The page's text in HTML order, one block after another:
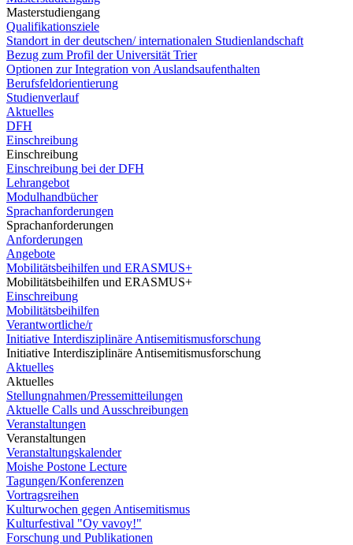
Masterstudiengang
Qualifikationsziele
Standort in der deutschen/ internationalen Studienlandschaft
Bezug zum Profil der Universität Trier
Optionen zur Integration von Auslandsaufenthalten
Berufsfeldorientierung
Studienverlauf
Aktuelles
DFH
Einschreibung
Einschreibung
Einschreibung bei der DFH
Lehrangebot
Modulhandbücher
Sprachanforderungen
Sprachanforderungen
Anforderungen
Angebote
Mobilitätsbeihilfen und ERASMUS+
Mobilitätsbeihilfen und ERASMUS+
Einschreibung
Mobilitätsbeihilfen
Verantwortliche/r
Initiative Interdisziplinäre Antisemitismusforschung
Initiative Interdisziplinäre Antisemitismusforschung
Aktuelles
Aktuelles
Stellungnahmen/Pressemitteilungen
Aktuelle Calls und Ausschreibungen
Veranstaltungen
Veranstaltungen
Veranstaltungskalender
Moishe Postone Lecture
Tagungen/Konferenzen
Vortragsreihen
Kulturwochen gegen Antisemitismus
Kulturfestival "Oy vavoy!"
Forschung und Publikationen